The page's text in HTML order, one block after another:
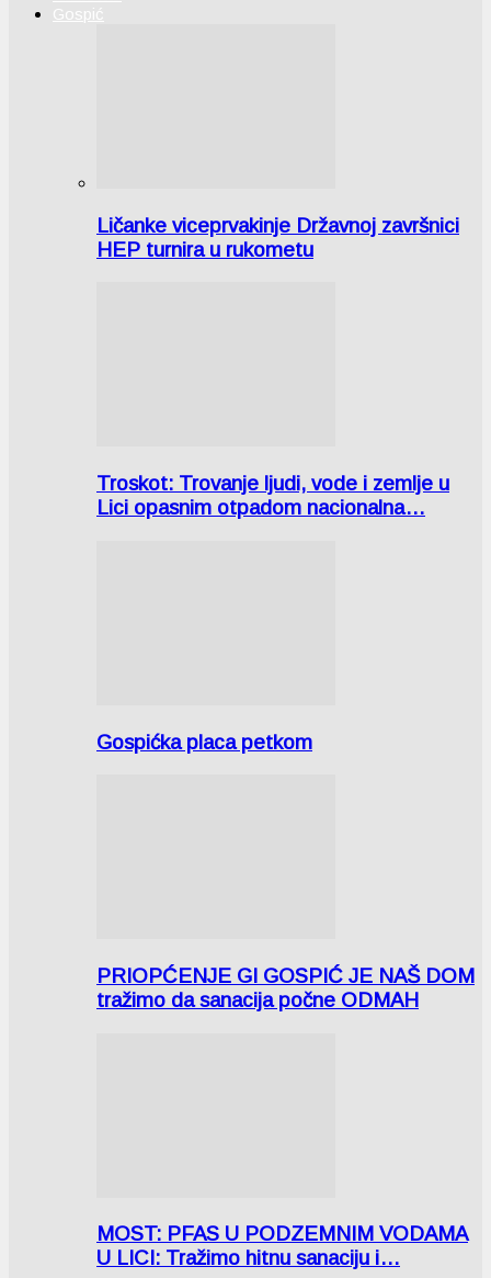
Gospić
Ličanke viceprvakinje Državnoj završnici
HEP turnira u rukometu
Troskot: Trovanje ljudi, vode i zemlje u
Lici opasnim otpadom nacionalna…
Gospićka placa petkom
PRIOPĆENJE GI GOSPIĆ JE NAŠ DOM
tražimo da sanacija počne ODMAH
MOST: PFAS U PODZEMNIM VODAMA
U LICI: Tražimo hitnu sanaciju i…